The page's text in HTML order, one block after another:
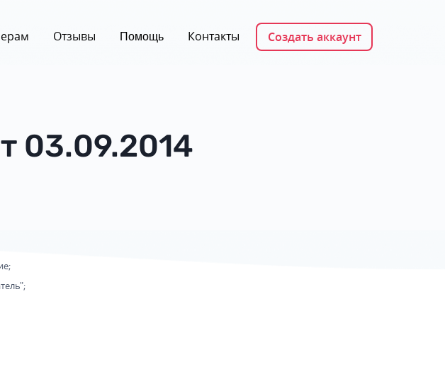
Отзывы Помощь Контакты Создать аккаунт
03.09.2014